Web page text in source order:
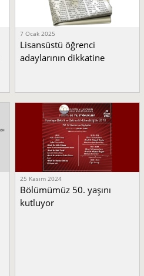
7 Ocak 2025
Lisansüstü öğrenci
adaylarının dikkatine
25 Kasım 2024
Bölümümüz 50. yaşını
kutluyor